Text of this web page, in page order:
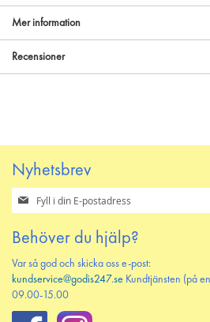
Mer information
Recensioner
Nyhetsbrev
Prenumerera
på
nyhetsbrev
Behöver du hjälp?
Var så god och skicka oss e-post:
kundservice@godis247.se Kundtjänsten (på
09.00-15.00